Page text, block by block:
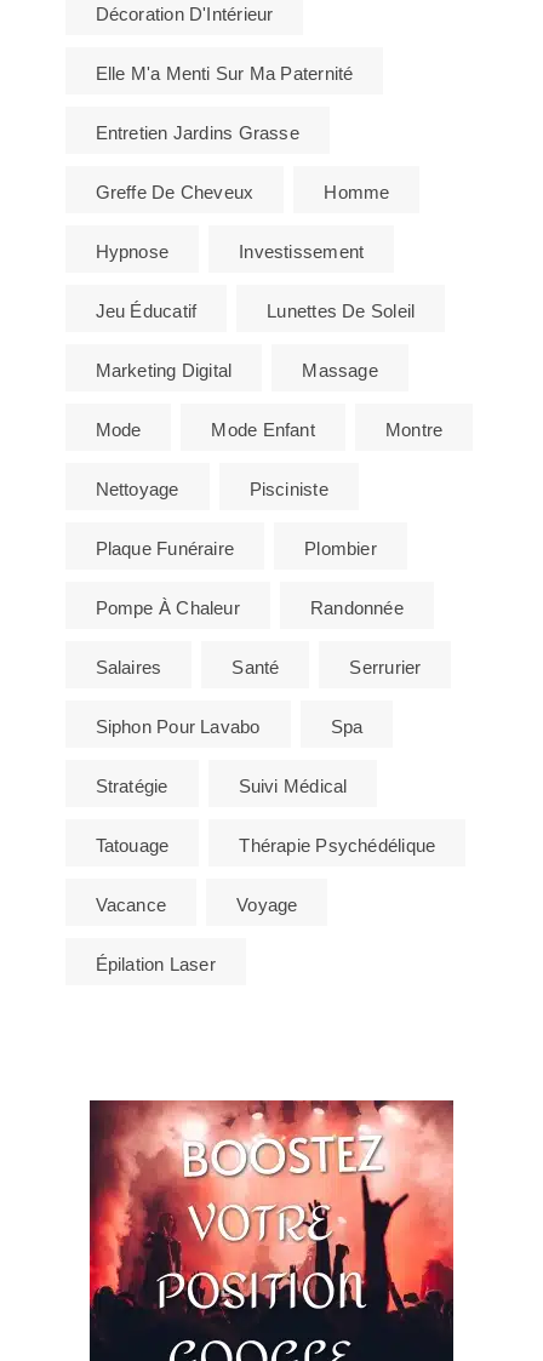
Décoration D'Intérieur
Elle M'a Menti Sur Ma Paternité
Entretien Jardins Grasse
Greffe De Cheveux Homme
Hypnose Investissement
Jeu Éducatif Lunettes De Soleil
Marketing Digital Massage
Mode Mode Enfant Montre
Nettoyage Pisciniste
Plaque Funéraire Plombier
Pompe À Chaleur Randonnée
Salaires Santé Serrurier
Siphon Pour Lavabo Spa
Stratégie Suivi Médical
Tatouage Thérapie Psychédélique
Vacance Voyage
Épilation Laser